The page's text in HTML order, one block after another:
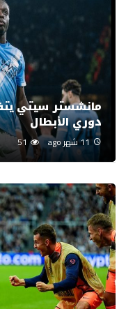
مانشستر سيتي
دوري الأبطال
11 شهر ago 51